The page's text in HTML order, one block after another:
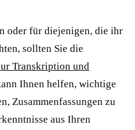
oder für diejenigen, die ihr
sollten Sie die
Transkription und
Ihnen helfen, wichtige
Zusammenfassungen zu
aus Ihren